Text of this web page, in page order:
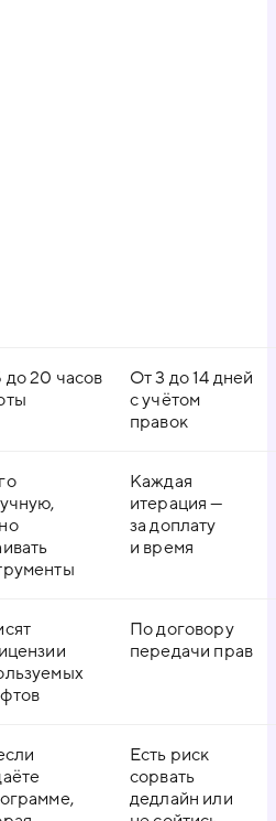
до 20 часов
От 3 до 14 дней
с учётом
правок
Каждая
итерация —
за доплату
и время
По договору
передачи прав
Есть риск
сорвать
дедлайн или